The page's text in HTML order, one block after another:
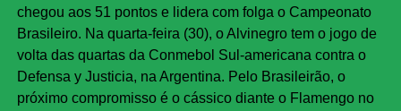
chegou aos 51 pontos e lidera com folga o Campeonato
Brasileiro. Na quarta-feira (30), o Alvinegro tem o jogo de
volta das quartas da Conmebol Sul-americana contra o
Defensa y Justicia, na Argentina. Pelo Brasileirão, o
próximo compromisso é o cássico diante o Flamengo no